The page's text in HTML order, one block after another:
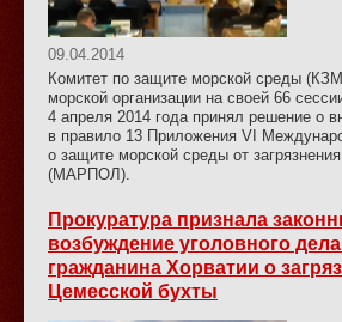
09.04.2014
Комитет по защите морской среды
морской организации на своей 66
4 апреля 2014 года принял решение о
в правило 13 Приложения VI
о защите морской среды от
(МАРПОЛ).
Прокуратура признала
возбуждение уголовного
гражданина Хорватии о
Цемесской бухты